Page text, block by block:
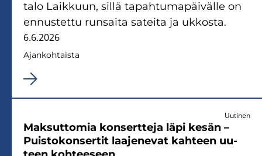
ta­lo Laik­kuun, sillä ta­pah­tu­ma­päi­väl­le on
en­nus­tet­tu run­sai­ta sa­tei­ta ja uk­kos­ta.
6.6.2026
Ajan­koh­tais­ta
Uutinen
Mak­sut­to­mia kon­sert­te­ja läpi kesän –
Puis­to­kon­ser­tit laa­je­ne­vat kah­teen uu­